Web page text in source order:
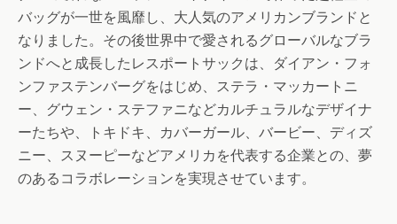
バッグが一世を風靡し、大人気のアメリカンブランドと
なりました。その後世界中で愛されるグローバルなブラ
ンドへと成長したレスポートサックは、ダイアン・フォ
ンファステンバーグをはじめ、ステラ・マッカートニ
ー、グウェン・ステファニなどカルチュラルなデザイナ
ーたちや、トキドキ、カバーガール、バービー、ディズ
ニー、スヌーピーなどアメリカを代表する企業との、夢
のあるコラボレーションを実現させています。